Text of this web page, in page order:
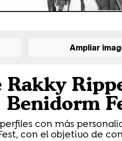
Ampliar
Rakky
Benidorm
con más
con el objetivo de